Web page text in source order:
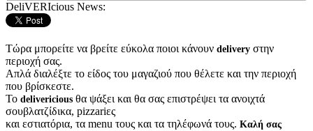
DeliVERIcious News:
Τώρα μπορείτε να βρείτε εύκολα ποιοι κάνουν delivery στην
περιοχή σας.
Απλά διαλέξτε το είδος του μαγαζιού που θέλετε και την περιοχή
που βρίσκεστε.
Το delivericious θα ψάξει και θα σας επιστρέψει τα ανοιχτά
σουβλατζίδικα, pizzariες
και εστιατόρια, τα menu τους και τα τηλέφωνά τους. Καλή σας